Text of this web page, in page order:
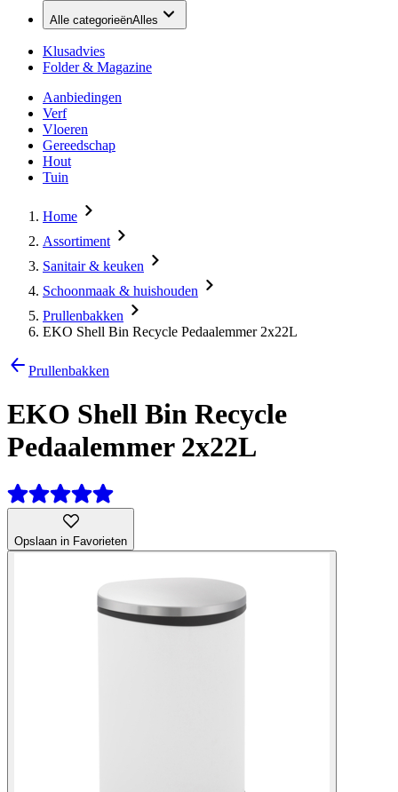
Alle categorieënAlles
Klusadvies
Folder & Magazine
Aanbiedingen
Verf
Vloeren
Gereedschap
Hout
Tuin
Home
Assortiment
Sanitair & keuken
Schoonmaak & huishouden
Prullenbakken
EKO Shell Bin Recycle Pedaalemmer 2x22L
Prullenbakken
EKO Shell Bin Recycle
Pedaalemmer 2x22L
Opslaan in Favorieten